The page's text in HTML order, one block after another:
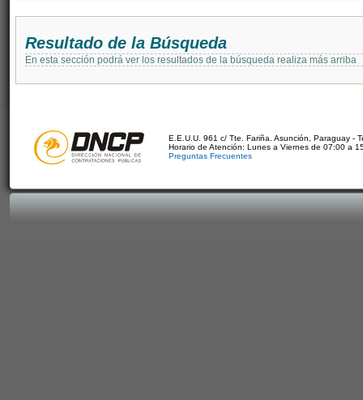
Resultado de la Búsqueda
En esta sección podrá ver los resultados de la búsqueda realiza más arriba
E.E.U.U. 961 c/ Tte. Fariña. Asunción, Paraguay -
Horario de Atención: Lunes a Viernes de 07:00 a
Preguntas Frecuentes